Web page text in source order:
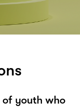
of youth who